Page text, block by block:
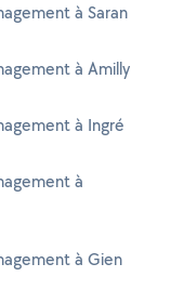
à Saran
à Amilly
à Ingré
à
à Gien